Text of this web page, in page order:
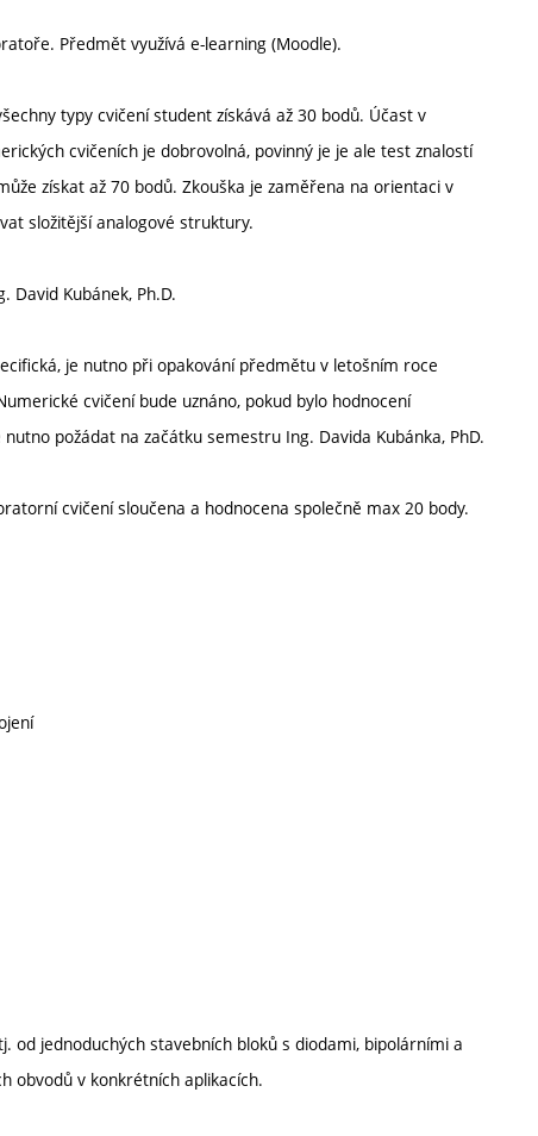
Předmět využívá e-learning (Moodle).
typy cvičení student získává až 30 bodů. Účast v
cvičeních je dobrovolná, povinný je je ale test znalostí
získat až 70 bodů. Zkouška je zaměřena na orientaci v
složitější analogové struktury.
David Kubánek, Ph.D.
je nutno při opakování předmětu v letošním roce
cvičení bude uznáno, pokud bylo hodnocení
požádat na začátku semestru Ing. Davida Kubánka, PhD.
cvičení sloučena a hodnocena společně max 20 body.
od jednoduchých stavebních bloků s diodami, bipolárními a
obvodů v konkrétních aplikacích.